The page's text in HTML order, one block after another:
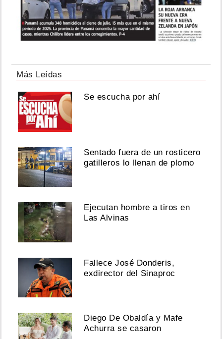
Más Leídas
Se escucha por ahí
Sentado fuera de un rosticero
gatilleros lo llenan de plomo
Ejecutan hombre a tiros en
Las Alvinas
Fallece José Donderis,
exdirector del Sinaproc
Diego De Obaldía y Mafe
Achurra se casaron